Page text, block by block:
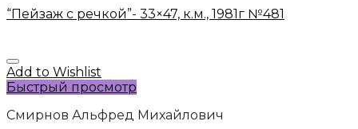
“Пейзаж с речкой”- 33×47, к.м., 1981г №481
Add to Wishlist
Быстрый просмотр
Смирнов Альфред Михайлович